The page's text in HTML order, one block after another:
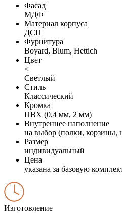
Фасад
МДФ
Материал корпуса
ДСП
Фурнитура
Boyard, Blum, Hettich
Цвет
<
Светлый
Стиль
Классический
Кромка
ПВХ (0,4 мм, 2 мм)
Внутреннее наполнение
на выбор (полки, корзины,
Размер
индивидуальный
Цена
указана за базовую
Изготовление